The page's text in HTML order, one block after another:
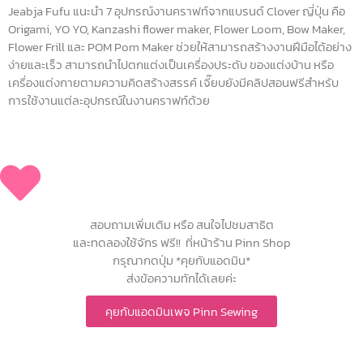
Jeabja Fufu แนะนำ 7 อุปกรณ์งานคราฟท์จากแบรนด์ Clover ญี่ปุ่น คือ
Origami, YO YO, Kanzashi flower maker, Flower Loom, Bow Maker,
Flower Frill และ POM Pom Maker ช่วยให้สามารถสร้างงานฝีมือได้อย่าง
ง่ายและเร็ว สามารถนำไปตกแต่งเป็นเครื่องประดับ ของแต่งบ้าน หรือ
เครื่องแต่งกายตามความคิดสร้างสรรค์ เจี๊ยบยังมีคลิปสอนฟรีสำหรับ
การใช้งานแต่ละอุปกรณ์ในงานคราฟท์ด้วย
สอบถามเพิ่มเติม หรือ สนใจไปชมสาธิต
และทดลองใช้จักร ฟรี!! ที่หน้าร้าน Pinn Shop
กรุณากดปุ่ม *คุยกับแอดมิน*
ส่งข้อความทักได้เลยค่ะ
คุยกับแอดมินเพจ Pinn Sewing